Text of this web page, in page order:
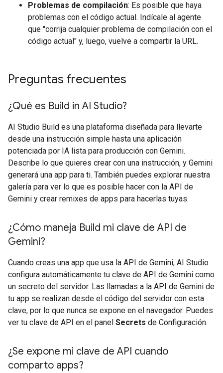
Problemas de compilación: Es posible que haya
problemas con el código actual. Indícale al agente
que "corrija cualquier problema de compilación con el
código actual" y, luego, vuelve a compartir la URL.
Preguntas frecuentes
¿Qué es Build in AI Studio?
AI Studio Build es una plataforma diseñada para llevarte
desde una instrucción simple hasta una aplicación
potenciada por IA lista para producción con Gemini.
Describe lo que quieres crear con una instrucción, y Gemini
generará una app para ti. También puedes explorar nuestra
galería para ver lo que es posible hacer con la API de
Gemini y crear remixes de apps para hacerlas tuyas.
¿Cómo maneja Build mi clave de API de
Gemini?
Cuando creas una app que usa la API de Gemini, AI Studio
configura automáticamente tu clave de API de Gemini como
un secreto del servidor. Las llamadas a la API de Gemini de
tu app se realizan desde el código del servidor con esta
clave, por lo que nunca se expone en el navegador. Puedes
ver tu clave de API en el panel Secrets de Configuración.
¿Se expone mi clave de API cuando
comparto apps?